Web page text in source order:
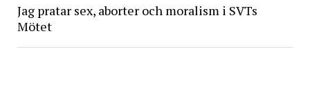
Jag pratar sex, aborter och moralism i SVTs
Mötet